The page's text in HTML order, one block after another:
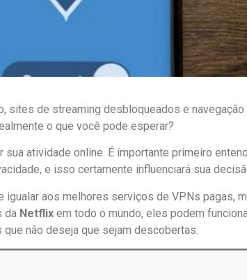
sites de streaming desbloqueados e
o que você pode esperar?
atividade online. É importante primeiro
e isso certamente influenciará sua
aos melhores serviços de VPNs pagas,
da Netflixem todo o mundo, eles podem
não deseja que sejam descobertas.